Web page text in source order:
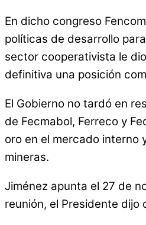
En dicho congreso
políticas de desarrollo
sector cooperativista le
definitiva una posición
El Gobierno no tardó en
de Fecmabol, Ferreco y
oro en el mercado interno
mineras.
Jiménez apunta el 27 de
reunión, el Presidente dijo